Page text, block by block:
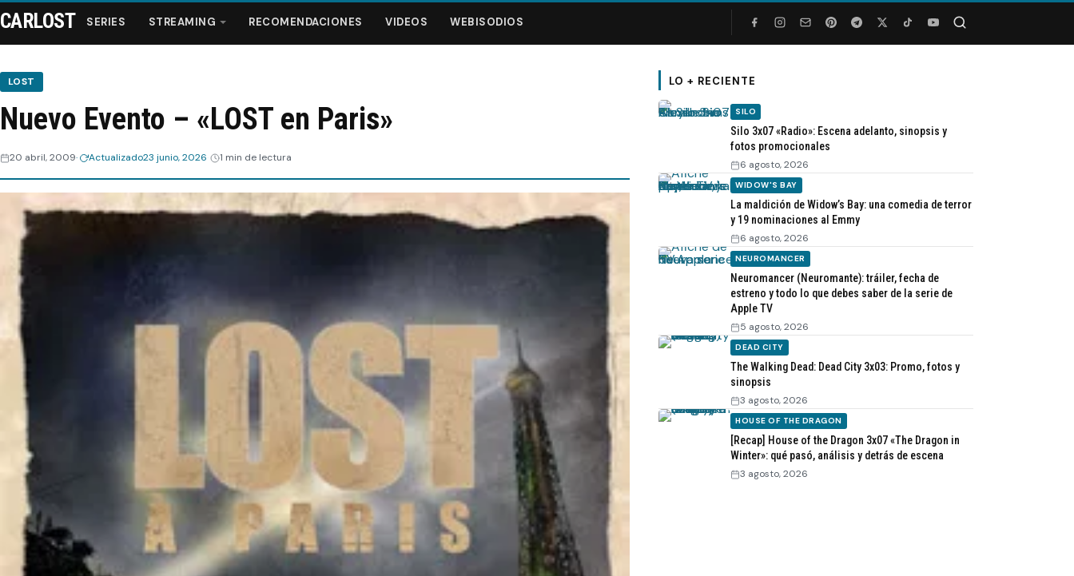
Series
Streaming
Recomendaciones
Videos
Webisodios
CARLOST SERIES STREAMING RECOMENDACIONES VIDEOS WEBISODIOS
LOST
Nuevo Evento – «LOST en Paris»
20 abril, 2009 Actualizado23 junio, 2026 1 min de lectura
LO + RECIENTE
SILO
Silo 3x07 «Radio»: Escena adelanto, sinopsis y
fotos promocionales
6 agosto, 2026
WIDOW'S BAY
La maldición de Widow’s Bay: una comedia de terror
y 19 nominaciones al Emmy
6 agosto, 2026
NEUROMANCER
Neuromancer (Neuromante): tráiler, fecha de
estreno y todo lo que debes saber de la serie de
Apple TV
5 agosto, 2026
DEAD CITY
The Walking Dead: Dead City 3x03: Promo, fotos y
sinopsis
3 agosto, 2026
HOUSE OF THE DRAGON
[Recap] House of the Dragon 3x07 «The Dragon in
Winter»: qué pasó, análisis y detrás de escena
3 agosto, 2026